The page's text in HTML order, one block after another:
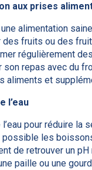
aux prises
alimentation
des fruits ou des
régulièrement
son repas avec du
aliments et
l’eau
l’eau pour réduire la
possible les
de retrouver un pH
paille ou une